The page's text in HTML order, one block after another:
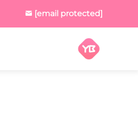
[email protected]